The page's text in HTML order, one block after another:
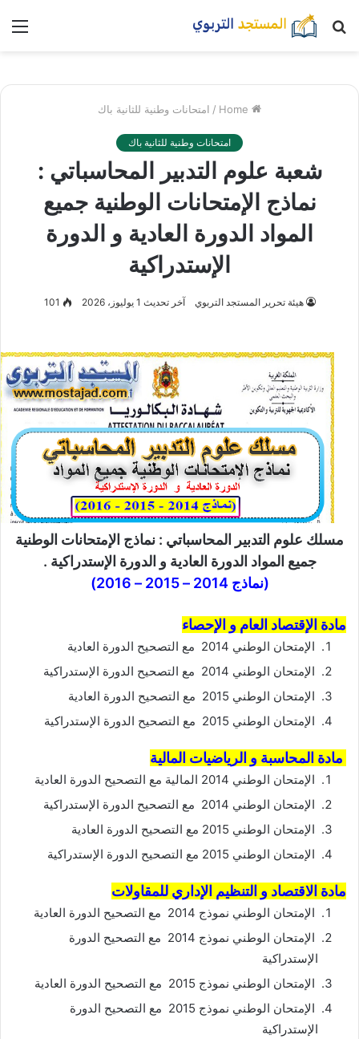
بحث
/ امتحانات وطنية للثانية باك
امتحانات وطنية للثانية باك
شعبة علوم التدبير المحاسباتي :
نماذج الإمتحانات الوطنية جميع
المواد الدورة العادية و الدورة
الإستدراكية
هيئة تحرير المستجد التربوي آخر تحديث 1 يوليوز، 2026 101
مسلك علوم التدبير المحاسباتي : نماذج الإمتحانات الوطنية
جميع المواد الدورة العادية و الدورة الإستدراكية .
(نماذج 2014 – 2015 – 2016)
مادة الإقتصاد العام و الإحصاء
الإمتحان الوطني 2014 مع التصحيح الدورة العادية
الإمتحان الوطني 2014 مع التصحيح الدورة الإستدراكية
الإمتحان الوطني 2015 مع التصحيح الدورة العادية
الإمتحان الوطني 2015 مع التصحيح الدورة الإستدراكية
مادة المحاسبة و الرياضيات المالية
الإمتحان الوطني 2014 المالية مع التصحيح الدورة العادية
الإمتحان الوطني 2014 مع التصحيح الدورة الإستدراكية
الإمتحان الوطني 2015 مع التصحيح الدورة العادية
الإمتحان الوطني 2015 مع التصحيح الدورة الإستدراكية
مادة الاقتصاد و التنظيم الإداري للمقاولات
الإمتحان الوطني نموذج 2014 مع التصحيح الدورة العادية
الإمتحان الوطني نموذج 2014 مع التصحيح الدورة
الإستدراكية
الإمتحان الوطني نموذج 2015 مع التصحيح الدورة العادية
الإمتحان الوطني نموذج 2015 مع التصحيح الدورة
الإستدراكية